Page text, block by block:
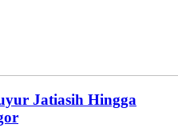
Jatiasih Hingga